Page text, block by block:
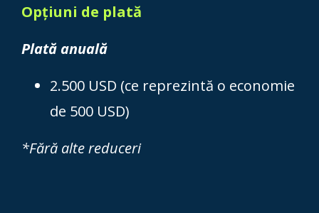
Opțiuni de plată
Plată anuală
2.500 USD (ce reprezintă o economie
de 500 USD)
*Fără alte reduceri